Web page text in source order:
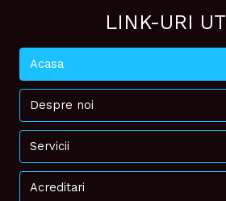
LINK-URI
Acasa
Despre noi
Servicii
Acreditari